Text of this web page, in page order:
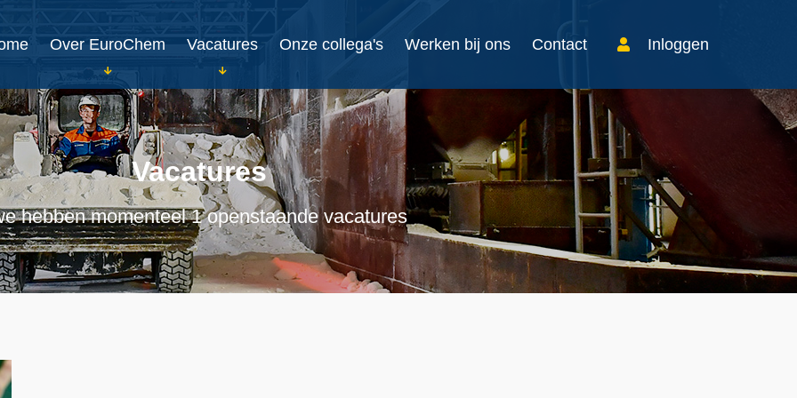
Over EuroChem Vacatures Onze collega's Werken bij ons Contact Inloggen
Vacatures
hebben momenteel 1 openstaande vacatures